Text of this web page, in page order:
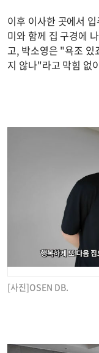
이후 이사한 곳에서
미와 함께 집 구경에
고, 박소영은 "욕조 있
지 않나"라고 막힘 없
[사진]OSEN DB.